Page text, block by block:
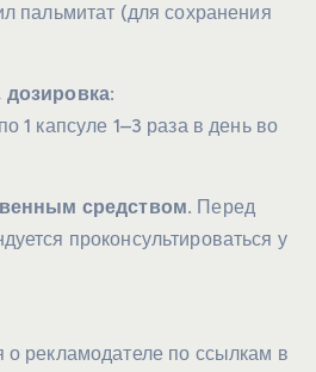
пальмитат (для сохранения
1 капсуле 1–3 раза в день во
средством. Перед
проконсультироваться у
рекламодателе по ссылкам в